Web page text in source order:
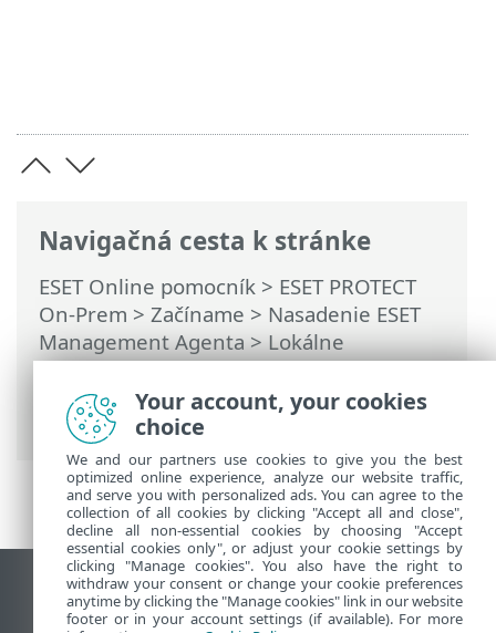
Navigačná cesta k stránke
ESET Online pomocník > ESET PROTECT
On-Prem > Začíname > Nasadenie ESET
Management Agenta>Lokálne
nasadenie agenta> Vytvorenie
inštalátora agenta obsahujúceho aj
bezpečnostný produkt ESET
Zobraziť stránku ako na počítači
End of Life
Your account, your cookies
choice
We and our partners use cookies to give you the best
optimized online experience, analyze our website traffic,
and serve you with personalized ads. You can agree to the
collection of all cookies by clicking "Accept all and close",
decline all non-essential cookies by choosing "Accept
essential cookies only", or adjust your cookie settings by
clicking "Manage cookies". You also have the right to
withdraw your consent or change your cookie preferences
anytime by clicking the "Manage cookies" link in our website
footer or in your account settings (if available). For more